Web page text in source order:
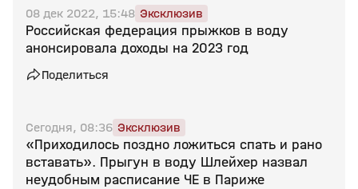
08 дек 2022, 15:48 Эксклюзив
Российская федерация прыжков в воду
анонсировала доходы на 2023 год
Поделиться
Сегодня, 08:36 Эксклюзив
«Приходилось поздно ложиться спать и рано
вставать». Прыгун в воду Шлейхер назвал
неудобным расписание ЧЕ в Париже